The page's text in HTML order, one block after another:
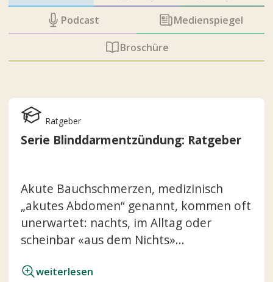
Podcast Medienspiegel
Broschüre
Ratgeber
Serie Blinddarmentzündung: Ratgeber
Akute Bauchschmerzen, medizinisch
„akutes Abdomen“ genannt, kommen oft
unerwartet: nachts, im Alltag oder
scheinbar «aus dem Nichts»...
weiterlesen